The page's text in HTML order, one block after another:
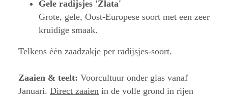
Gele radijsjes 'Zlata'
Grote, gele, Oost-Europese soort met een zeer
kruidige smaak.
Telkens één zaadzakje per radijsjes-soort.
Zaaien & teelt: Voorcultuur onder glas vanaf
Januari. Direct zaaien in de volle grond in rijen